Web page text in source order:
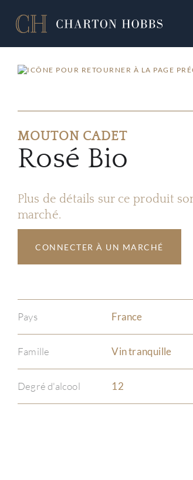
MOUTON CADET
Rosé Bio
Plus de détails sur ce produit
marché.
CONNECTER À UN MARCHÉ
Pays France
Famille Vin tranquille
Degré d'alcool 12